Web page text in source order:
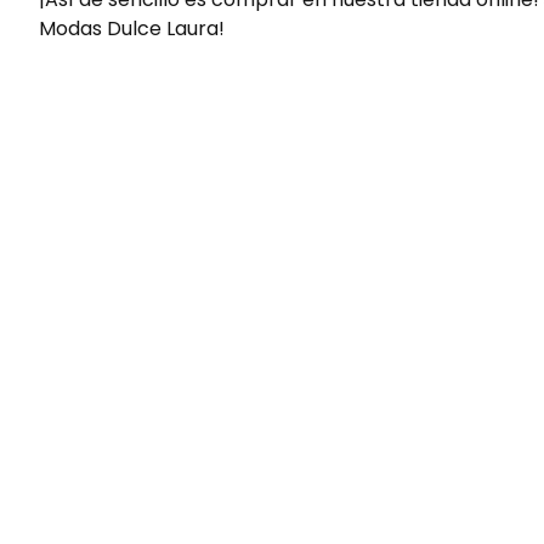
Modas Dulce Laura!